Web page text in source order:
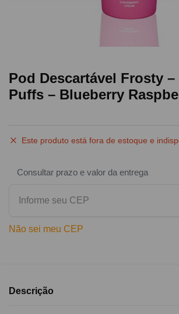
Pod Descartável Frosty –
Puffs – Blueberry
Este produto está fora de estoque e
Consultar prazo e valor da entrega
Não sei meu CEP
Descrição